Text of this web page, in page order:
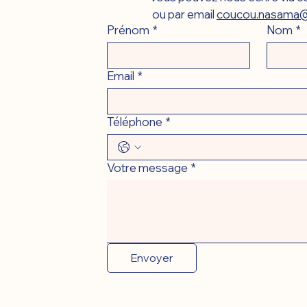
ou par email
Prénom * Nom *
Email *
Téléphone *
Votre message *
Envoyer